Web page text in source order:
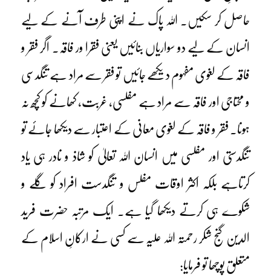
حاصل کر سکیں۔ اللہ پاک نے اپنی طرف آنے کے لیے
انسان کے لیے دو سواریاں بنائیں یعنی فقرا ور فاقہ۔ اگر فقر و
فاقہ کے لغوی مفہوم دیکھے جائیں تو فقر سے مراد ہے تنگدسی
و محتاجی اور فاقہ سے مراد ہے مفلسی، غربت، کھانے کو کچھ نہ
ہونا۔ فقر و فاقہ کے لغوی معانی کے اعتبار سے دیکھا جائے تو
تنگدستی اور مفلسی میں انسان اللہ تعالیٰ کو شاذ و نادر ہی یاد
کرتاہے بلکہ اکثر اوقات مفلس و تنگدست افراد کو گلے و
شکوے ہی کرتے دیکھا گیا ہے۔ ایک مرتبہ حضرت فرید
الدین گنج شکر رحمتہ اللہ علیہ سے کسی نے ارکانِ اسلام کے
متعلق پوچھا تو فرمایا: